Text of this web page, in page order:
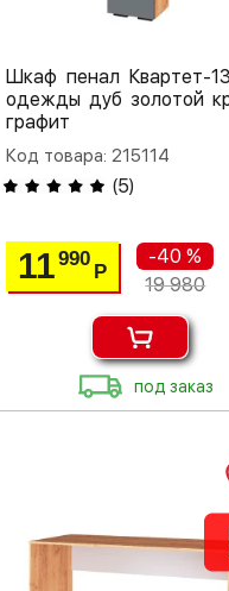
Шкаф пенал Квартет-
одежды дуб золотой
графит
Код товара: 215114
(5)
11990
Р
-40 %
19 980
под заказ